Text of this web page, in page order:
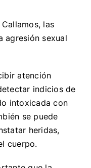
las
agresión sexual
atención
indicios de
intoxicada con
se puede
heridas,
cuerpo.